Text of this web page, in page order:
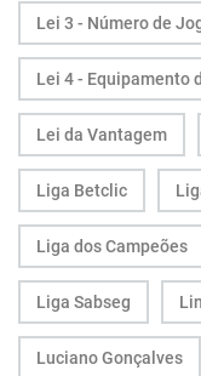
Lei 3 - Número de
Lei 4 - Equipamento
Lei da Vantagem
Liga Betclic
Liga dos Campeões
Liga Sabseg
Luciano Gonçalves